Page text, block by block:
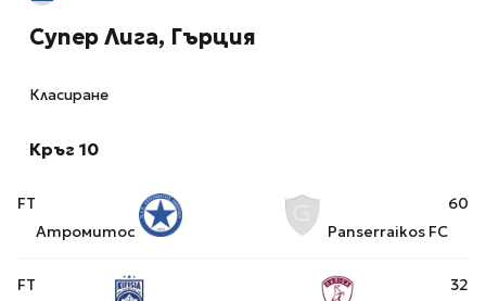
Супер Лига, Гърция
Класиране
Кръг 10
FT
Атромитос
Panserraikos FC
60
FT
32